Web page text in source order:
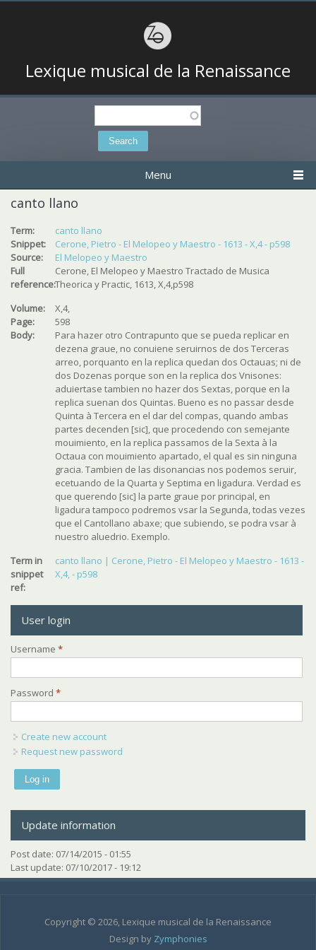
Lexique musical de la Renaissance
Search
Menu
canto llano
Term:
canto llano
Snippet:
Cerone, Pietro - El Melopeo y Maestro - 1613 - X,4 - p598
Source:
El Melopeo y Maestro
Full
reference:
Cerone, El Melopeo y Maestro Tractado de Musica
Theorica y Practic, 1613, X,4,p598
Volume:
X,4,
Page:
598
Body:
Para hazer otro Contrapunto que se pueda replicar en
dezena graue, no conuiene seruirnos de dos Terceras
arreo,porquanto en la replica quedan dos Octauas; ni de
dos Dozenas porque son en la replica dos Vnisones:
aduiertase tambien no hazer dos Sextas,porque en la
replica suenan dos Quintas. Bueno es no passar desde
Quinta à Tercera en el dar del compas, quando ambas
partes decenden [sic], que procedendo con semejante
mouimiento, en la replica passamos de la Sexta à la
Octaua con mouimiento apartado, el qual es sin ninguna
gracia. Tambien de las disonancias nos podemos seruir,
ecetuando de la Quarta y Septima en ligadura. Verdad es
que querendo [sic] la parte graue por principal, en
ligadura tampoco podremos vsar la Segunda,todas vezes
que el Cantollano abaxe; que subiendo, se podra vsar à
nuestro aluedrio. Exemplo.
Term in
snippet
ref:
canto llano | Cerone, Pietro - El Melopeo y Maestro - 1613 -
X,4, - p598
User login
Username *
Password *
Create new account
Request new password
Update information
Post date: 07/14/2015 - 01:55
Last update: 07/10/2017 - 19:12
Copyright © 2026, Lexique musical de la Renaissance
Design by Zymphonies